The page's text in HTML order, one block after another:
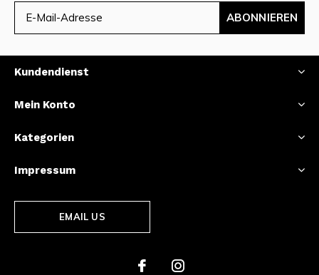
ABONNIEREN
Kundendienst
Mein Konto
Kategorien
Impressum
EMAIL US